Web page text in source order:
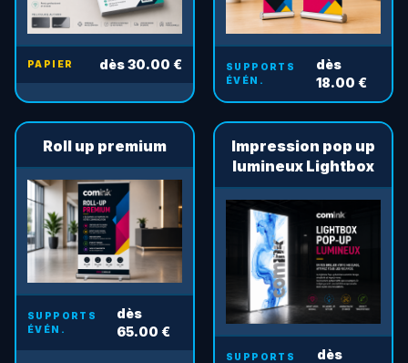
PAPIER dès 30.00 €
SUPPORTS
ÉVÉN.
dès
18.00 €
Roll up premium
SUPPORTS
ÉVÉN.
dès
65.00 €
Impression pop up
lumineux Lightbox
SUPPORTS
dès